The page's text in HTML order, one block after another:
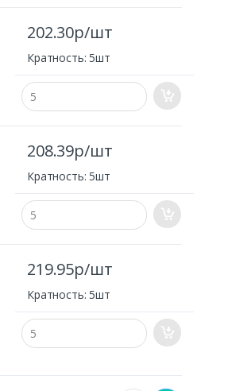
202.30р/шт
Кратность: 5шт
208.39р/шт
Кратность: 5шт
219.95р/шт
Кратность: 5шт